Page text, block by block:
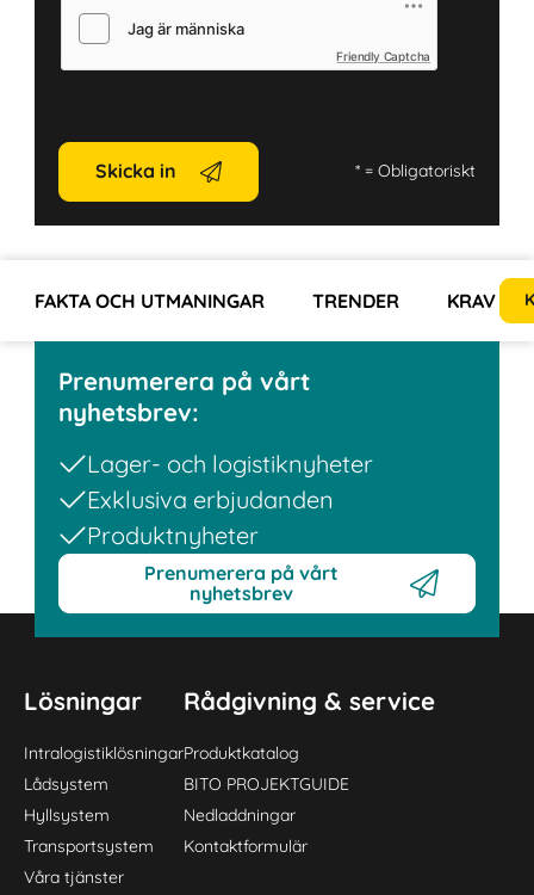
Friendly Captcha
Skicka in *= Obligatoriskt
FAKTA OCH UTMANINGAR TRENDER KRAV
Prenumerera på vårt
nyhetsbrev:
Lager- och logistiknyheter
Exklusiva erbjudanden
Produktnyheter
Prenumerera på vårt
nyhetsbrev
Lösningar
Intralogistiklösningar
Lådsystem
Hyllsystem
Transportsystem
Våra tjänster
Rådgivning & service
Produktkatalog
BITO PROJEKTGUIDE
Nedladdningar
Kontaktformulär